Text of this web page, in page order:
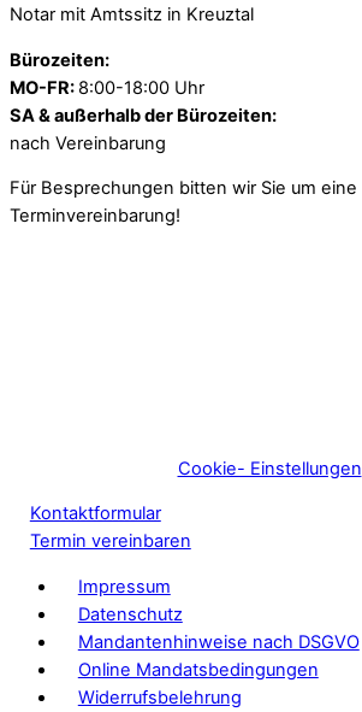
Notar mit Amtssitz in Kreuztal
Bürozeiten:
MO-FR: 8:00-18:00 Uhr
SA & außerhalb der Bürozeiten:
nach Vereinbarung
Für Besprechungen bitten wir Sie um eine
Terminvereinbarung!
Cookie- Einstellungen
Kontaktformular
Termin vereinbaren
Impressum
Datenschutz
Mandantenhinweise nach DSGVO
Online Mandatsbedingungen
Widerrufsbelehrung